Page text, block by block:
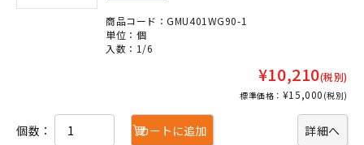
商品コード：GMU401WG90-1
単位：個
入数：1/6
¥10,210(税別)
標準価格： ¥15,000 (税別)
詳細へ
個数： カートに追加